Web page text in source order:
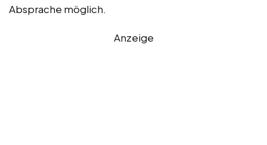
Absprache möglich.
Anzeige